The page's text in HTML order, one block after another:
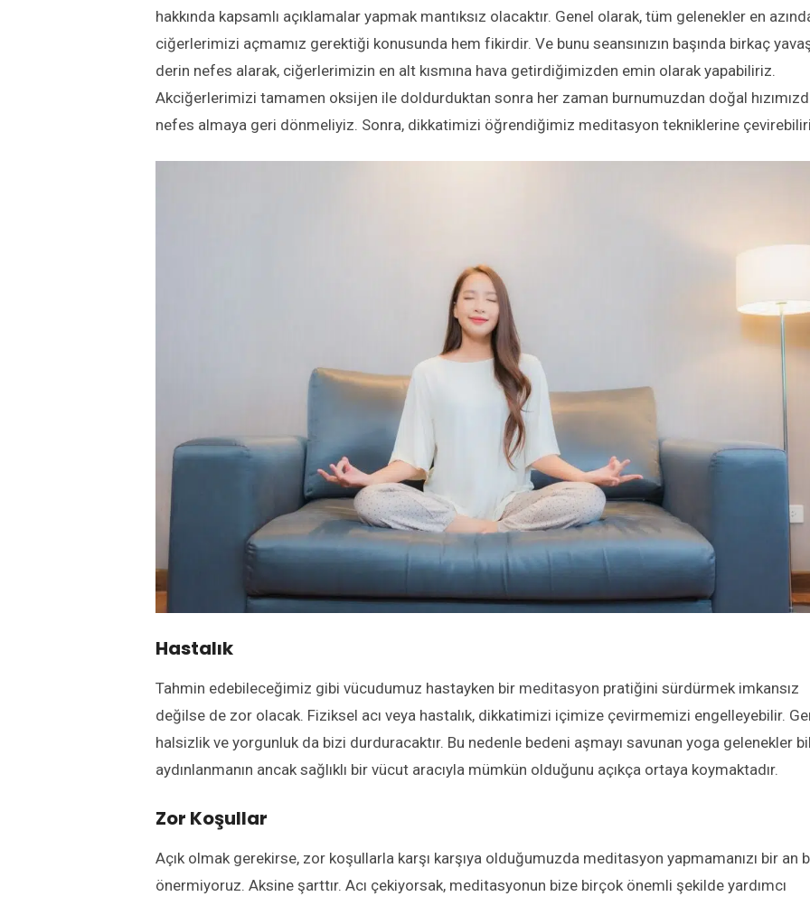
hakkında kapsamlı açıklamalar yapmak mantıksız olacaktır. Genel olarak, tüm gelenekler en
ciğerlerimizi açmamız gerektiği konusunda hem fikirdir. Ve bunu seansınızın başında birkaç
derin nefes alarak, ciğerlerimizin en alt kısmına hava getirdiğimizden emin olarak yapabiliriz.
Akciğerlerimizi tamamen oksijen ile doldurduktan sonra her zaman burnumuzdan doğal
nefes almaya geri dönmeliyiz. Sonra, dikkatimizi öğrendiğimiz meditasyon tekniklerine
Hastalık
Tahmin edebileceğimiz gibi vücudumuz hastayken bir meditasyon pratiğini sürdürmek imkansız
değilse de zor olacak. Fiziksel acı veya hastalık, dikkatimizi içimize çevirmemizi engelleyebilir.
halsizlik ve yorgunluk da bizi durduracaktır. Bu nedenle bedeni aşmayı savunan yoga gelenekler
aydınlanmanın ancak sağlıklı bir vücut aracıyla mümkün olduğunu açıkça ortaya koymaktadır.
Zor Koşullar
Açık olmak gerekirse, zor koşullarla karşı karşıya olduğumuzda meditasyon yapmamanızı bir an
önermiyoruz. Aksine şarttır. Acı çekiyorsak, meditasyonun bize birçok önemli şekilde yardımcı